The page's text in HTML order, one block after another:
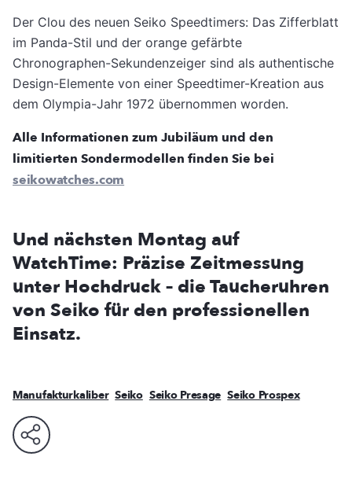
Der Clou des neuen Seiko Speedtimers: Das Zifferblatt
im Panda-Stil und der orange gefärbte
Chronographen-Sekundenzeiger sind als authentische
Design-Elemente von einer Speedtimer-Kreation aus
dem Olympia-Jahr 1972 übernommen worden.
Alle Informationen zum Jubiläum und den
limitierten Sondermodellen finden Sie bei
seikowatches.com
Und nächsten Montag auf
WatchTime: Präzise Zeitmessung
unter Hochdruck – die Taucheruhren
von Seiko für den professionellen
Einsatz.
Manufakturkaliber Seiko Seiko Presage Seiko Prospex